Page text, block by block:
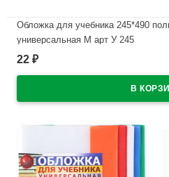
Обложка для учебника 245*490
универсальная М арт У 245
В наличии
22 ₽